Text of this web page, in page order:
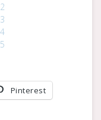
Pinterest